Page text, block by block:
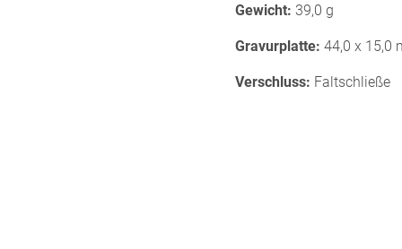
Gewicht: 39,0 g
Gravurplatte: 44,0 x 15,0
Verschluss: Faltschließe